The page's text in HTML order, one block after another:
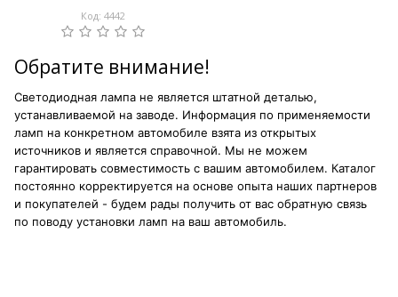
Код: 4442
Обратите внимание!
Светодиодная лампа не является штатной деталью,
устанавливаемой на заводе. Информация по применяемости
ламп на конкретном автомобиле взята из открытых
источников и является справочной. Мы не можем
гарантировать совместимость с вашим автомобилем. Каталог
постоянно корректируется на основе опыта наших партнеров
и покупателей - будем рады получить от вас обратную связь
по поводу установки ламп на ваш автомобиль.